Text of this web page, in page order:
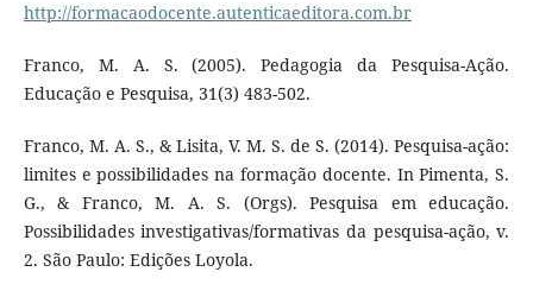
http://formacaodocente.autenticaeditora.com.br
Franco, M. A. S. (2005). Pedagogia da Pesquisa-Ação.
Educação e Pesquisa, 31(3) 483-502.
Franco, M. A. S., & Lisita, V. M. S. de S. (2014). Pesquisa-ação:
limites e possibilidades na formação docente. In Pimenta, S.
G., & Franco, M. A. S. (Orgs). Pesquisa em educação.
Possibilidades investigativas/formativas da pesquisa-ação, v.
2. São Paulo: Edições Loyola.